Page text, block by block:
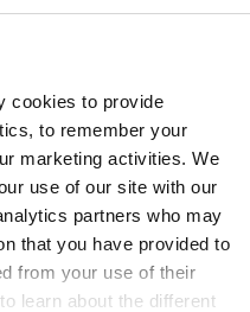
cookies to provide
to remember your
marketing activities. We
use of our site with our
partners who may
that you have provided to
from your use of their
learn about the different
S
3800